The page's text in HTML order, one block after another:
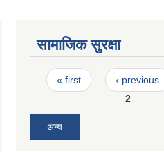
सामाजिक सुरक्षा
Pages
« first
‹ previous
2
अन्य